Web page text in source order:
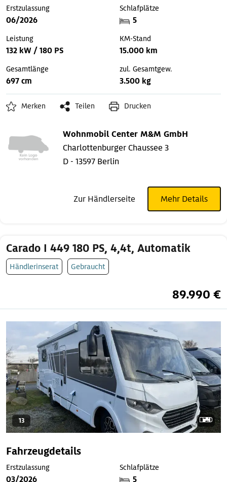
Erstzulassung
06/2026
Schlafplätze
5
Leistung
132 kW / 180 PS
KM-Stand
15.000 km
Gesamtlänge
697 cm
zul. Gesamtgew.
3.500 kg
Merken Teilen Drucken
Wohnmobil Center M&M GmbH
Charlottenburger Chaussee 3
D - 13597 Berlin
Zur Händlerseite Mehr Details
Carado I 449 180 PS, 4,4t, Automatik
Händlerinserat Gebraucht
89.990 €
13
Fahrzeugdetails
Erstzulassung
03/2026
Schlafplätze
5